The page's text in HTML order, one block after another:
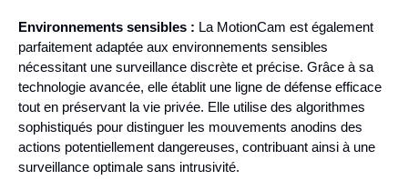
Environnements sensibles : La MotionCam est également
parfaitement adaptée aux environnements sensibles
nécessitant une surveillance discrète et précise. Grâce à sa
technologie avancée, elle établit une ligne de défense efficace
tout en préservant la vie privée. Elle utilise des algorithmes
sophistiqués pour distinguer les mouvements anodins des
actions potentiellement dangereuses, contribuant ainsi à une
surveillance optimale sans intrusivité.